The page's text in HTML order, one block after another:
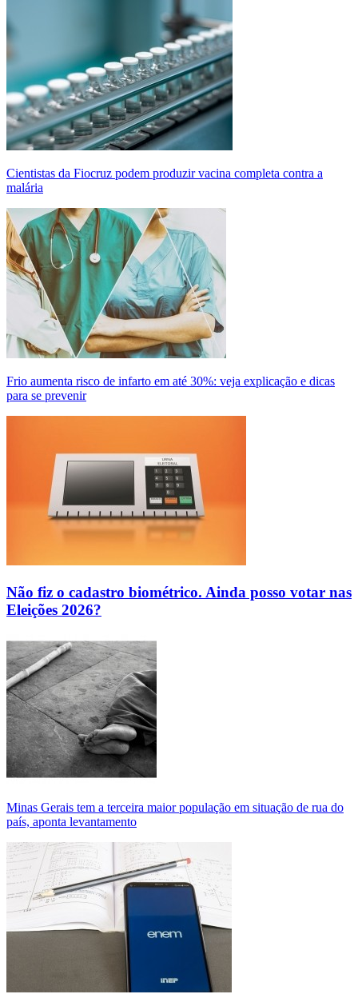
Cientistas da Fiocruz podem produzir vacina completa contra a
malária
Frio aumenta risco de infarto em até 30%: veja explicação e dicas
para se prevenir
Não fiz o cadastro biométrico. Ainda posso votar nas
Eleições 2026?
Minas Gerais tem a terceira maior população em situação de rua do
país, aponta levantamento